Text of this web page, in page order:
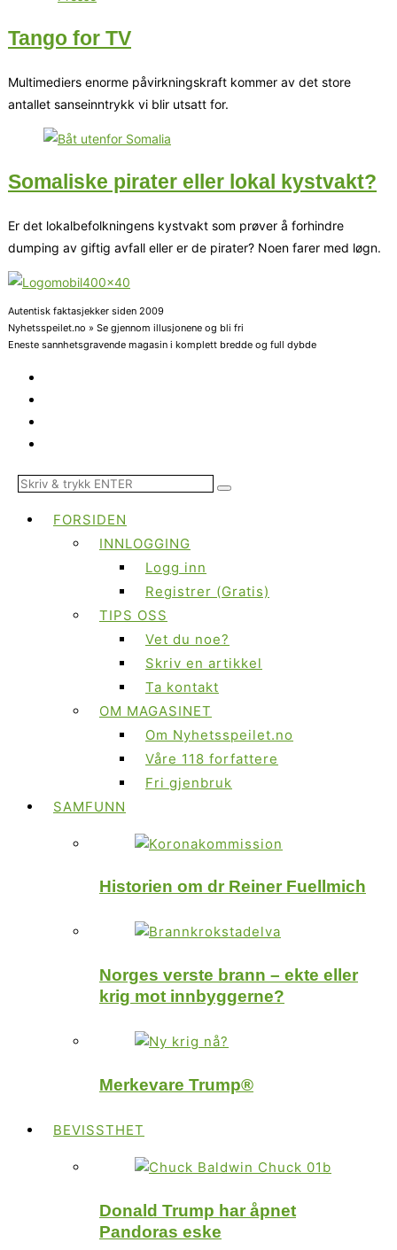
Tango for TV
Multimediers enorme påvirkningskraft kommer av det store
antallet sanseinntrykk vi blir utsatt for.
Somaliske pirater eller lokal kystvakt?
Er det lokalbefolkningens kystvakt som prøver å forhindre
dumping av giftig avfall eller er de pirater? Noen farer med løgn.
Autentisk faktasjekker siden 2009
Nyhetsspeilet.no » Se gjennom illusjonene og bli fri
Eneste sannhetsgravende magasin i komplett bredde og full dybde
FORSIDEN
INNLOGGING
Logg inn
Registrer (Gratis)
TIPS OSS
Vet du noe?
Skriv en artikkel
Ta kontakt
OM MAGASINET
Om Nyhetsspeilet.no
Våre 118 forfattere
Fri gjenbruk
SAMFUNN
Historien om dr Reiner Fuellmich
Norges verste brann – ekte eller
krig mot innbyggerne?
Merkevare Trump®
BEVISSTHET
Donald Trump har åpnet
Pandoras eske